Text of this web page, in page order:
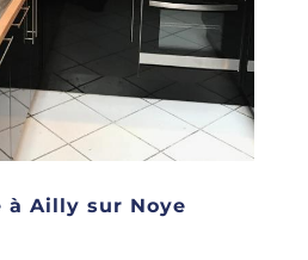
à Ailly sur Noye